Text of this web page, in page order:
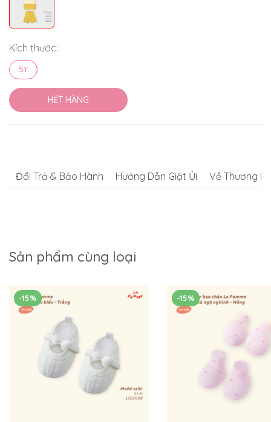
Kích thước:
5Y
HẾT HÀNG
Đổi Trả & Bảo Hành Hướng Dẫn Giặt Ủi Về Thương
Sản phẩm cùng loại
-15% -15%